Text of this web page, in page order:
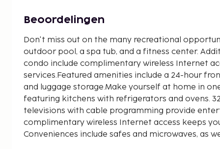
Beoordelingen
Don't miss out on the many recreational
outdoor pool, a spa tub, and a fitness center.
condo include complimentary wireless Internet
services.Featured amenities include a 24-hour
and luggage storage.Make yourself at home in
featuring kitchens with refrigerators and ovens.
televisions with cable programming provide
complimentary wireless Internet access keeps
Conveniences include safes and microwaves, as